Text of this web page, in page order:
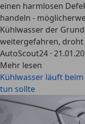
einen harmlosen
handeln -
Kühlwasser der
weitergefahren,
AutoScout24 ·
Mehr lesen
Kühlwasser läuft
tun sollte